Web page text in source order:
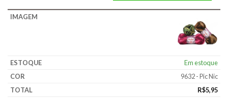
Em estoque
9632 - Pic Nic
R$5,95